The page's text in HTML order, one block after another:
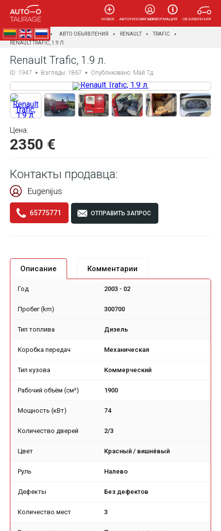
ОБЪЯВЛЕНИЯ
ИНФОРМАЦИЯ
НОВОЕ АВТОРИЗОВАТЬСЯ
AUTOTAURAGĖ АВТО ОБЪЯВЛЕНИЯ RENAULT
TRAFIC
RENAULT TRAFIC, 1.9 Л.
Renault Trafic, 1.9 л.
ID: 1947 Взгляды: 1867 Опубликовано: Май 7д.
Цена:
2350 €
Контакты продавца:
Eugenijus
65775771 ОТПРАВИТЬ ЗАПРОС
Описание Комментарии
Год 2003 - 02
Пробег (km) 300700
Тип топлива Дизель
Коробка передач Механическая
Тип кузова Коммерческий
Рабочий объём (см³) 1900
Мощность (кВт) 74
Количество дверей 2/3
Цвет Красный / вишнёвый
Руль Налево
Дефекты Без дефектов
Количество мест 3